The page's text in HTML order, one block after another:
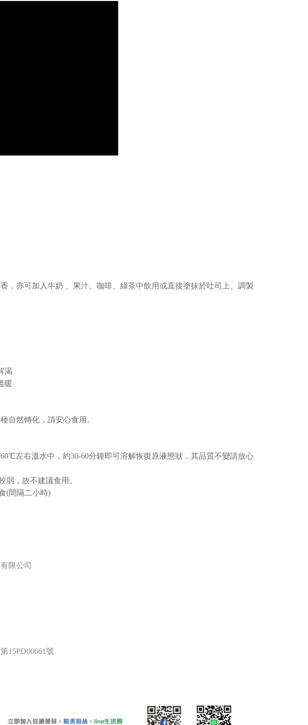
，亦可加入牛奶 、果汁、咖啡、綠茶中飲用或直接塗抹於吐司上、調製
渴
暖
自然轉化，請安心食用。
左右溫水中，約30-60分鐘即可溶解恢復原液態狀，其品質不變請放心
弱，故不建議食用。
(間隔二小時)
限公司
15PD00661號